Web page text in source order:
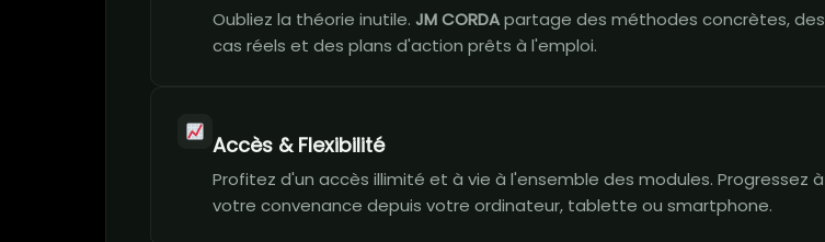
Oubliez la théorie inutile. JM CORDApartage des méthodes concrètes, des
cas réels et des plans d'action prêts à l'emploi.
Accès & Flexibilité
Profitez d'un accès illimité et à vie à l'ensemble des modules. Progressez à
votre convenance depuis votre ordinateur, tablette ou smartphone.